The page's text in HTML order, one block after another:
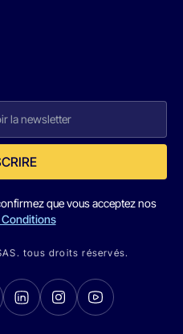
que vous acceptez nos
tous droits réservés.